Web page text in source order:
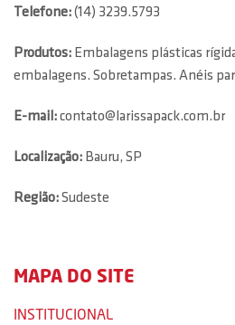
Telefone:(14) 3239.5793
Produtos: Embalagens plásticas
embalagens. Sobretampas. Anéis
E-mail:contato@larissapack.com.br
Localização: Bauru, SP
Região:Sudeste
MAPA DO SITE
INSTITUCIONAL